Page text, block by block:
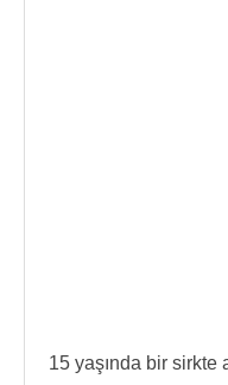
15 yaşında bir sirkte